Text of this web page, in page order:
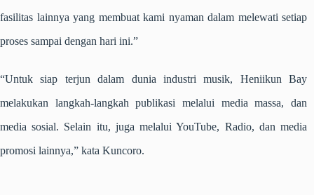
fasilitas lainnya yang membuat kami nyaman dalam melewati setiap
proses sampai dengan hari ini.”
“Untuk siap terjun dalam dunia industri musik, Heniikun Bay
melakukan langkah-langkah publikasi melalui media massa, dan
media sosial. Selain itu, juga melalui YouTube, Radio, dan media
promosi lainnya,” kata Kuncoro.